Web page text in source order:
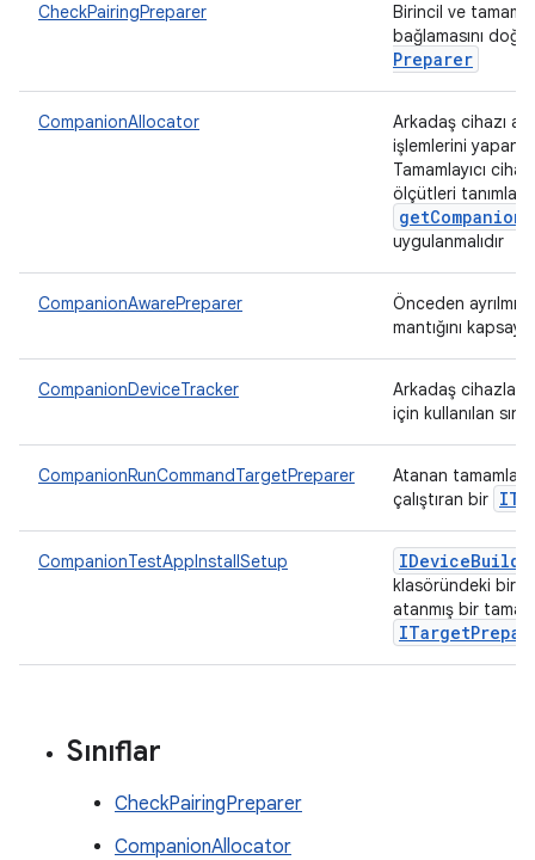
CheckPairingPreparer
Birincil ve
bağlamasını
Preparer
CompanionAllocator
Arkadaş cihazı
işlemlerini yapan
Tamamlayıcı
ölçütleri
uygulanmalıdır
CompanionAwarePreparer
Önceden ayrılmış
mantığını
CompanionDeviceTracker
Arkadaş cihazları
için kullanılan sınıf
CompanionRunCommandTargetPreparer
Atanan
çalıştıran bir
CompanionTestAppInstallSetup IDeviceBuild
klasöründeki bir
atanmış bir
ITarget
Sınıflar
CheckPairingPreparer
CompanionAllocator